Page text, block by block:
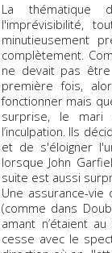
La thématique
l'imprévisibilité,
minutieusement
complètement.
ne devait pas
première fois,
fonctionner mais
surprise, le
l’inculpation. Ils
et de s'éloigner
lorsque John
suite est aussi
Une assurance-
(comme dans
amant n’étaient
cesse avec le